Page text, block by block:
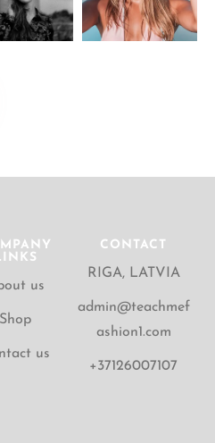
us
Shop
us
CONTACT
RIGA, LATVIA
admin@teachmef
ashion1.com
+37126007107